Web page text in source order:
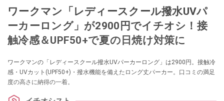
ワークマン「レディースクール撥水UVパ
ーカーロング」が2900円でイチオシ！接
触冷感＆UPF50+で夏の日焼け対策に
ワークマンの「レディースクール撥水UVパーカーロング」は2900円。接触冷
感・UVカット(UPF50+)・撥水機能を備えたロング丈パーカー。口コミの満足
度の高さに納得の一着。